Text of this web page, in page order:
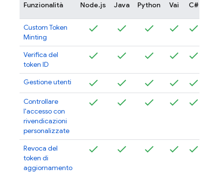
Funzionalità Node.js Java Python Vai C#
Custom Token
Minting
Verifica del
token ID
Gestione utenti
Controllare
l'accesso con
rivendicazioni
personalizzate
Revoca del
token di
aggiornamento